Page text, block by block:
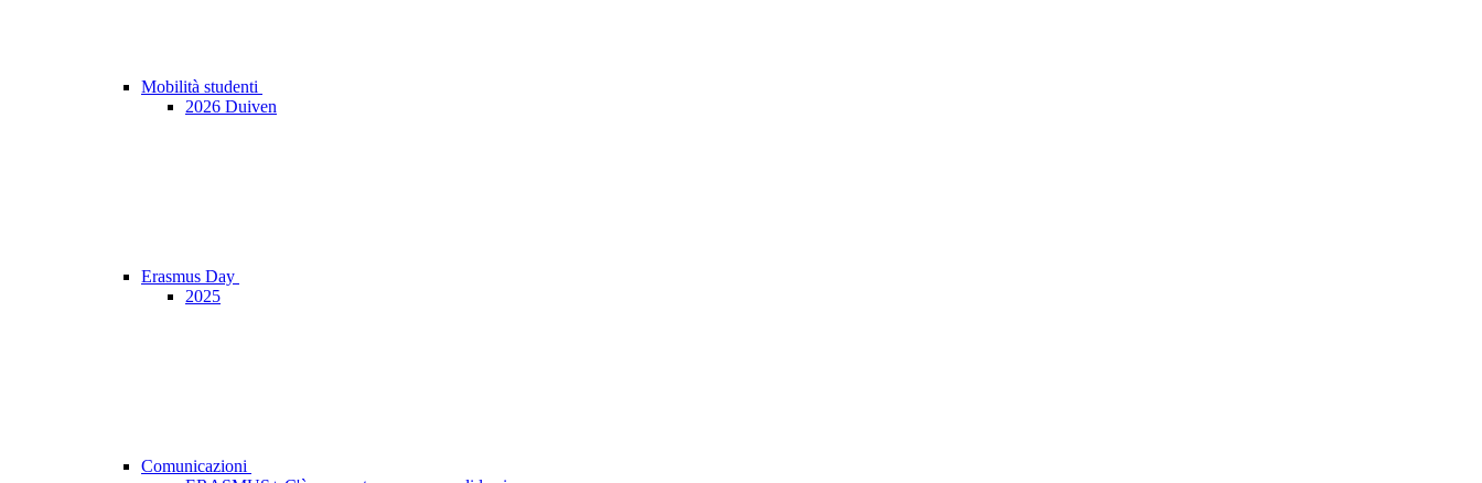
Mobilità studenti
2026 Duiven
Erasmus Day
2025
Comunicazioni